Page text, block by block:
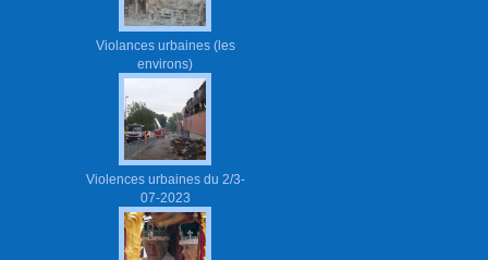
Violances urbaines (les
environs)
Violences urbaines du 2/3-
07-2023